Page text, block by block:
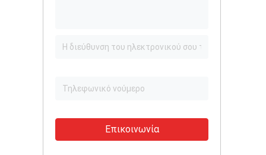
Επικοινωνία